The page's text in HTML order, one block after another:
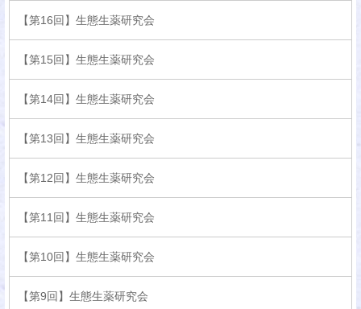
【第16回】生態生薬研究会
【第15回】生態生薬研究会
【第14回】生態生薬研究会
【第13回】生態生薬研究会
【第12回】生態生薬研究会
【第11回】生態生薬研究会
【第10回】生態生薬研究会
【第9回】生態生薬研究会